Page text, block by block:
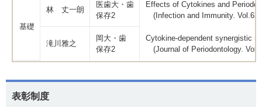
基礎
林 丈一朗
医歯大・歯
保存2
Effects of Cytokines and
(Infection and Immunity. Vol.62,
滝川雅之
岡大・歯
保存2
Cytokine-dependent synergistic
(Journal of Periodontology.
表彰制度